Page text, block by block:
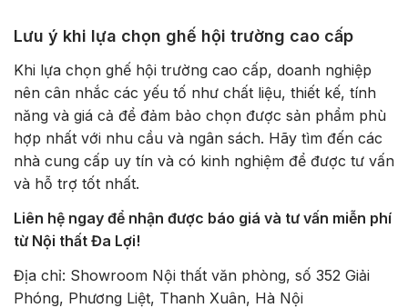
Lưu ý khi lựa chọn ghế hội trường cao cấp
Khi lựa chọn ghế hội trường cao cấp, doanh nghiệp
nên cân nhắc các yếu tố như chất liệu, thiết kế, tính
năng và giá cả để đảm bảo chọn được sản phẩm phù
hợp nhất với nhu cầu và ngân sách. Hãy tìm đến các
nhà cung cấp uy tín và có kinh nghiệm để được tư vấn
và hỗ trợ tốt nhất.
Liên hệ ngay để nhận được báo giá và tư vấn miễn phí
từ Nội thất Đa Lợi!
Địa chỉ: Showroom Nội thất văn phòng, số 352 Giải
Phóng, Phương Liệt, Thanh Xuân, Hà Nội